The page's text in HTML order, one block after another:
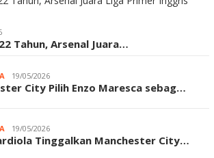
Tahun, Arsenal Juara…
19/05/2026
City Pilih Enzo Maresca sebag…
19/05/2026
Tinggalkan Manchester City…